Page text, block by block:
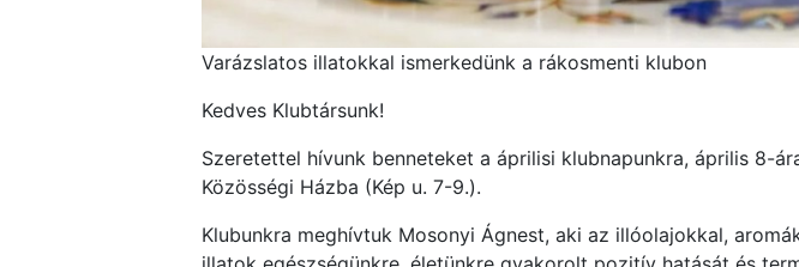
Varázslatos illatokkal ismerkedünk a rákosmenti klubon
Kedves Klubtársunk!
Szeretettel hívunk benneteket a áprilisi klubnapunkra, április 8-
Közösségi Házba (Kép u. 7-9.).
Klubunkra meghívtuk Mosonyi Ágnest, aki az illóolajokkal,